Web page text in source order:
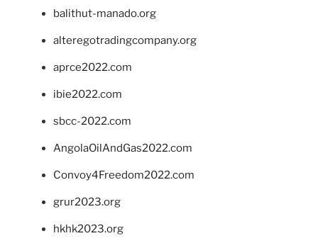
balithut-manado.org
alteregotradingcompany.org
aprce2022.com
ibie2022.com
sbcc-2022.com
AngolaOilAndGas2022.com
Convoy4Freedom2022.com
grur2023.org
hkhk2023.org